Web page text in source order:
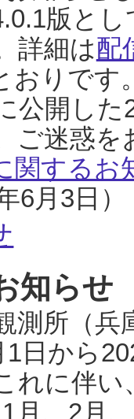
版と
詳細は配
おりです
公開し
ご迷惑
関するお
6月3日）
知らせ
測所（
1日から
れに伴い
月、2月